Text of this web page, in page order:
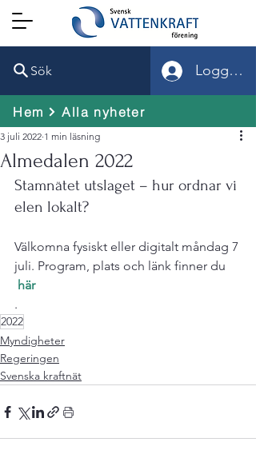
Sök Logga in
Hem Alla nyheter
Almedalen 2022
3 juli 2022 1 min läsning
Stamnätet utslaget – hur ordnar vi
elen lokalt?
Välkomna fysiskt eller digitalt måndag 7
juli. Program, plats och länk finner du
här
.
2022
Myndigheter
Regeringen
Svenska kraftnät